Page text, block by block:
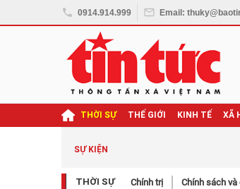
0914.914.999 Email:
THỜI SỰ THẾ GIỚI KINH TẾ XÃ
SỰ KIỆN
quyết Đại hội XIV
THỜI SỰ Chính trị Chính sách